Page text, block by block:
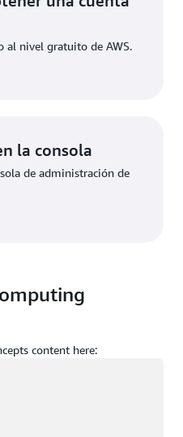
al nivel gratuito de AWS.
la consola
de administración de
content here: